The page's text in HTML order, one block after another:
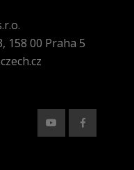
158 00 Praha 5